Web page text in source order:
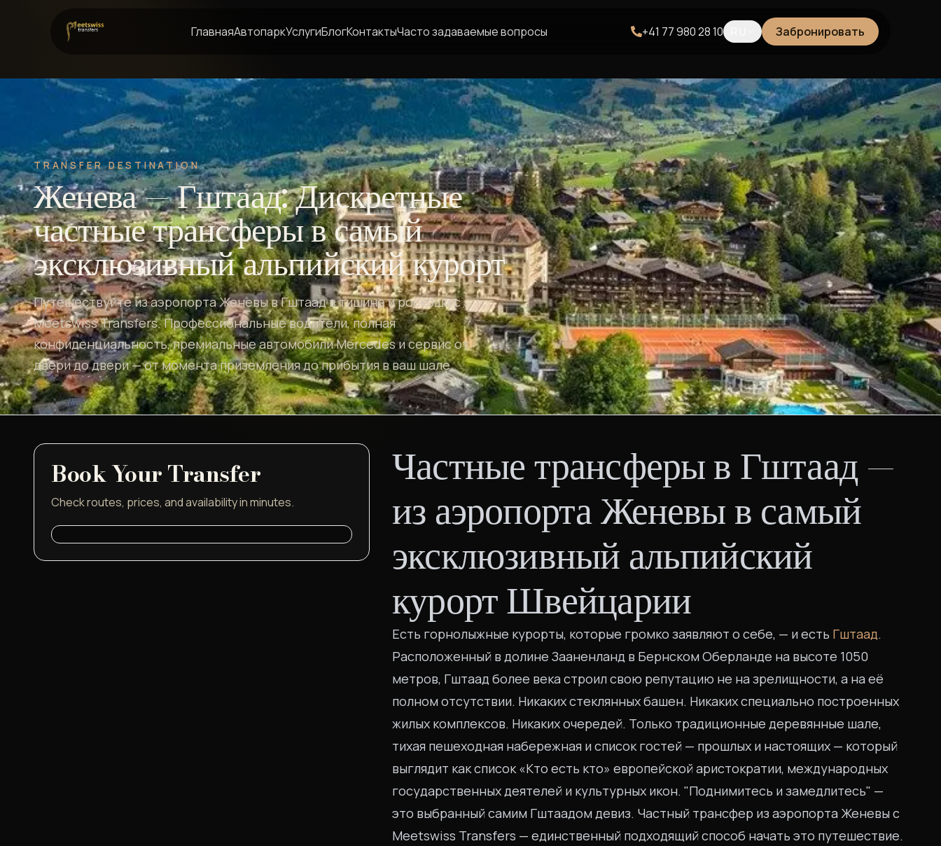
ГлавнаяАвтопаркУслугиБлогКонтактыЧасто задаваемые вопросы +41 77 980 28 10 Забронировать
TRANSFER DESTINATION
Женева — Гштаад: Дискретные
частные трансферы в самый
эксклюзивный альпийский курорт
Путешествуйте из аэропорта Женевы в Гштаад в тишине и роскоши с
Meetswiss Transfers. Профессиональные водители, полная
конфиденциальность, премиальные автомобили Mercedes и сервис от
двери до двери — от момента приземления до прибытия в ваш шале.
Book Your Transfer
Check routes, prices, and availability in minutes.
Частные трансферы в Гштаад —
из аэропорта Женевы в самый
эксклюзивный альпийский
курорт Швейцарии
Есть горнолыжные курорты, которые громко заявляют о себе, — и есть Гштаад.
Расположенный в долине Зааненланд в Бернском Оберланде на высоте 1050
метров, Гштаад более века строил свою репутацию не на зрелищности, а на её
полном отсутствии. Никаких стеклянных башен. Никаких специально построенных
жилых комплексов. Никаких очередей. Только традиционные деревянные шале,
тихая пешеходная набережная и список гостей — прошлых и настоящих — который
выглядит как список «Кто есть кто» европейской аристократии, международных
государственных деятелей и культурных икон. "Поднимитесь и замедлитесь" —
это выбранный самим Гштаадом девиз. Частный трансфер из аэропорта Женевы с
Meetswiss Transfers — единственный подходящий способ начать это путешествие.